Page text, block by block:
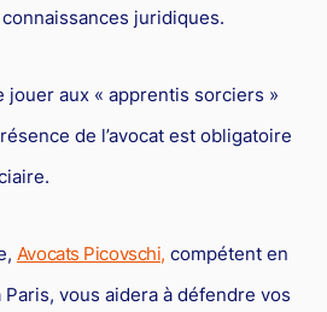
juridiques.
aux « apprentis sorciers »
de l’avocat est obligatoire
Avocats Picovschi, compétent en
vous aidera à défendre vos